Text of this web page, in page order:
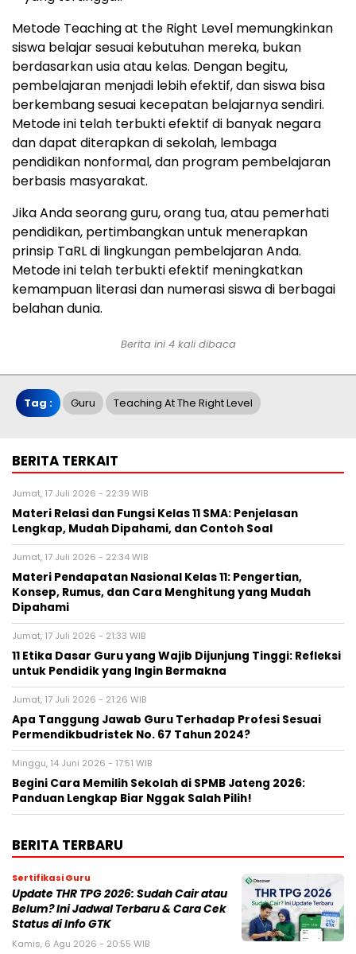
Metode Teaching at the Right Level memungkinkan
siswa belajar sesuai kebutuhan mereka, bukan
berdasarkan usia atau kelas. Dengan begitu,
pembelajaran menjadi lebih efektif, dan siswa bisa
berkembang sesuai kecepatan belajarnya sendiri.
Metode ini telah terbukti efektif di banyak negara
dan dapat diterapkan di sekolah, lembaga
pendidikan nonformal, dan program pembelajaran
berbasis masyarakat.
Jika Anda seorang guru, orang tua, atau pemerhati
pendidikan, pertimbangkan untuk menerapkan
prinsip TaRL di lingkungan pembelajaran Anda.
Metode ini telah terbukti efektif meningkatkan
kemampuan literasi dan numerasi siswa di berbagai
belahan dunia.
Berita ini 4 kali dibaca
Tag : Guru Teaching At The Right Level
BERITA TERKAIT
Jumat, 17 Juli 2026 - 22:39 WIB
Materi Relasi dan Fungsi Kelas 11 SMA: Penjelasan
Lengkap, Mudah Dipahami, dan Contoh Soal
Jumat, 17 Juli 2026 - 22:34 WIB
Materi Pendapatan Nasional Kelas 11: Pengertian,
Konsep, Rumus, dan Cara Menghitung yang Mudah
Dipahami
Jumat, 17 Juli 2026 - 21:33 WIB
11 Etika Dasar Guru yang Wajib Dijunjung Tinggi: Refleksi
untuk Pendidik yang Ingin Bermakna
Jumat, 17 Juli 2026 - 21:26 WIB
Apa Tanggung Jawab Guru Terhadap Profesi Sesuai
Permendikbudristek No. 67 Tahun 2024?
Minggu, 14 Juni 2026 - 17:51 WIB
Begini Cara Memilih Sekolah di SPMB Jateng 2026:
Panduan Lengkap Biar Nggak Salah Pilih!
BERITA TERBARU
Sertifikasi Guru
Update THR TPG 2026: Sudah Cair atau
Belum? Ini Jadwal Terbaru & Cara Cek
Status di Info GTK
Kamis, 6 Agu 2026 - 20:55 WIB